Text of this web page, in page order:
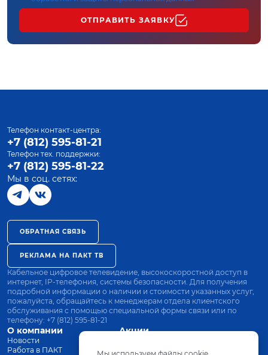
ОТПРАВИТЬ ЗАЯВКУ
О компании
Новости
Работа в ПАКТ
Акции
Оплата
Телефон контакт-центра:
+7 (812) 595-81-21
Телефон тех. поддержки:
+7 (812) 595-81-22
Мы в соц. сетях:
ОБРАТНАЯ СВЯЗЬ
РЕКЛАМА НА ПАКТ ТВ
Кабельное цифровое телевидение, высокоскоростной доступ в
интернет, IP-телефония, системы безопасности. Для получения
подробной информации о наличии и стоимости указанных услуг,
пожалуйста, обращайтесь к менеджерам отдела клиентского
обслуживания с помощью специальной формы связи или по
телефону: +7 (812) 595-81-21